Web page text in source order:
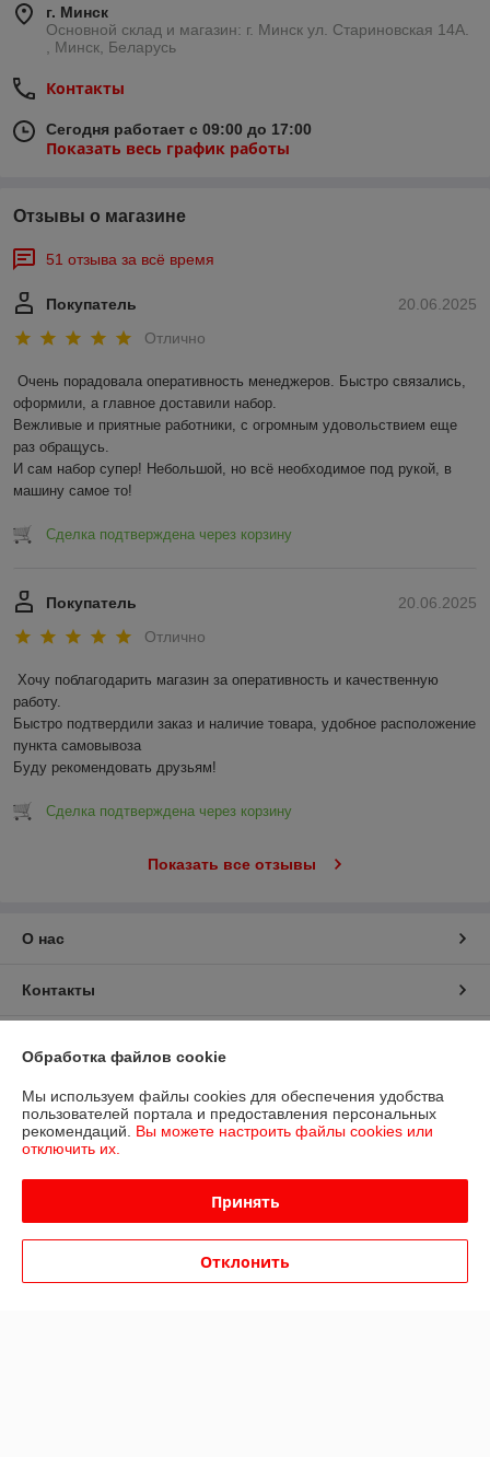
г. Минск
Основной склад и магазин: г. Минск ул. Стариновская 14А.
, Минск, Беларусь
Контакты
Сегодня работает с 09:00 до 17:00
Показать весь график работы
Отзывы о магазине
51 отзыва за всё время
20.06.2025
Покупатель
Отлично
Очень порадовала оперативность менеджеров. Быстро связались,
оформили, а главное доставили набор.
Вежливые и приятные работники, с огромным удовольствием еще
раз обращусь.
И сам набор супер! Небольшой, но всё необходимое под рукой, в
машину самое то!
Сделка подтверждена через корзину
20.06.2025
Покупатель
Отлично
Хочу поблагодарить магазин за оперативность и качественную
работу.
Быстро подтвердили заказ и наличие товара, удобное расположение
пункта самовывоза
Буду рекомендовать друзьям!
Сделка подтверждена через корзину
Показать все отзывы
О нас
Контакты
График работы
Полная версия сайта
Политика обработки cookies
Сайт создан на платформе Deal.by
Обработка файлов cookie
Мы используем файлы cookies для обеспечения удобства
пользователей портала и предоставления персональных
рекомендаций. Вы можете настроить файлы cookies или
отключить их.
Принять
Отклонить